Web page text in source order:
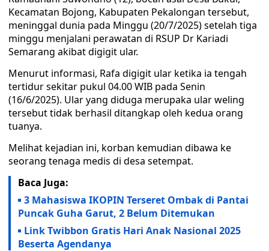
Kecamatan Bojong, Kabupaten Pekalongan tersebut,
meninggal dunia pada Minggu (20/7/2025) setelah tiga
minggu menjalani perawatan di RSUP Dr Kariadi
Semarang akibat digigit ular.
Menurut informasi, Rafa digigit ular ketika ia tengah
tertidur sekitar pukul 04.00 WIB pada Senin
(16/6/2025). Ular yang diduga merupaka ular weling
tersebut tidak berhasil ditangkap oleh kedua orang
tuanya.
Melihat kejadian ini, korban kemudian dibawa ke
seorang tenaga medis di desa setempat.
Baca Juga:
3 Mahasiswa IKOPIN Terseret Ombak di Pantai
Puncak Guha Garut, 2 Belum Ditemukan
Link Twibbon Gratis Hari Anak Nasional 2025
Beserta Agendanya